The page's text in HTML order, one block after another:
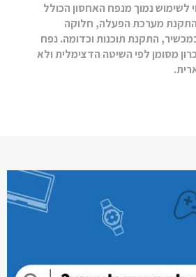
לשימוש נמוך מנפח האחסון הכולל
מערכת הפעלה, חלוקה
התקנת תוכנות וכדומה. נפח
מסומן לפי השיטה הדצימלית ולא